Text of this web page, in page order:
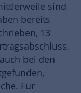
sind
bereits
13
bei den
Für